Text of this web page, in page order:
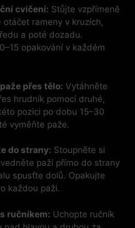
cvičení: Stůjte vzpřímeně
otáčet rameny v kruzích,
a poté dozadu.
opakování v každém
přes tělo: Vytáhněte
hrudník pomocí druhé,
pozici po dobu 15–30
vyměňte paže.
do strany: Stoupněte si
paži přímo do strany
spusťte dolů. Opakujte
každou paži.
ručníkem: Uchopte ručník